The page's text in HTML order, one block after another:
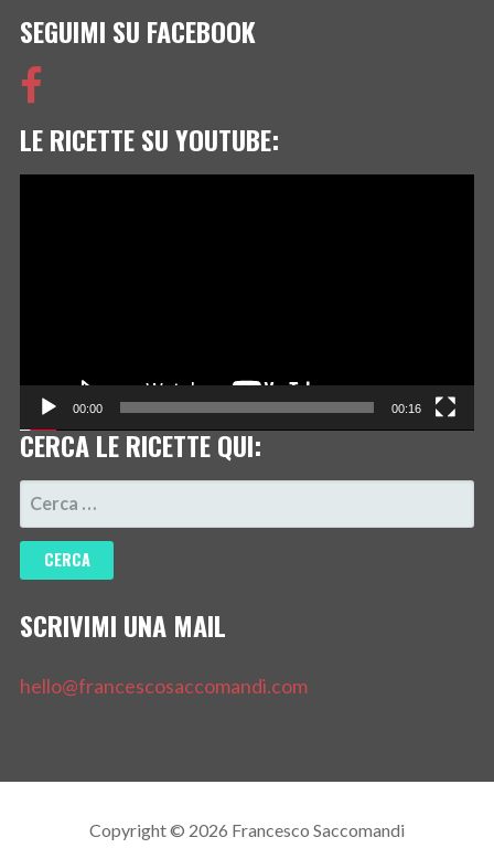
SEGUIMI SU FACEBOOK
LE RICETTE SU YOUTUBE:
00:00 00:16
CERCA LE RICETTE QUI:
RICERCA
PER:
SCRIVIMI UNA MAIL
hello@francescosaccomandi.com
Copyright © 2026 Francesco Saccomandi